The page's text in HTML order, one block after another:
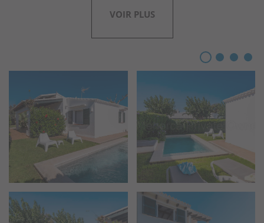
VOIR PLUS